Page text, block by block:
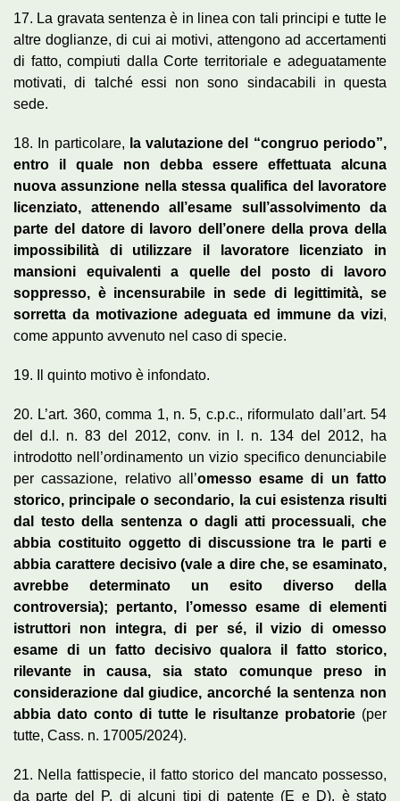
17. La gravata sentenza è in linea con tali principi e tutte le
altre doglianze, di cui ai motivi, attengono ad accertamenti
di fatto, compiuti dalla Corte territoriale e adeguatamente
motivati, di talché essi non sono sindacabili in questa
sede.
18. In particolare, la valutazione del “congruo periodo”,
entro il quale non debba essere effettuata alcuna
nuova assunzione nella stessa qualifica del lavoratore
licenziato, attenendo all’esame sull’assolvimento da
parte del datore di lavoro dell’onere della prova della
impossibilità di utilizzare il lavoratore licenziato in
mansioni equivalenti a quelle del posto di lavoro
soppresso, è incensurabile in sede di legittimità, se
sorretta da motivazione adeguata ed immune da vizi,
come appunto avvenuto nel caso di specie.
19. Il quinto motivo è infondato.
20. L’art. 360, comma 1, n. 5, c.p.c., riformulato dall’art. 54
del d.l. n. 83 del 2012, conv. in l. n. 134 del 2012, ha
introdotto nell’ordinamento un vizio specifico denunciabile
per cassazione, relativo all’omesso esame di un fatto
storico, principale o secondario, la cui esistenza risulti
dal testo della sentenza o dagli atti processuali, che
abbia costituito oggetto di discussione tra le parti e
abbia carattere decisivo (vale a dire che, se esaminato,
avrebbe determinato un esito diverso della
controversia); pertanto, l’omesso esame di elementi
istruttori non integra, di per sé, il vizio di omesso
esame di un fatto decisivo qualora il fatto storico,
rilevante in causa, sia stato comunque preso in
considerazione dal giudice, ancorché la sentenza non
abbia dato conto di tutte le risultanze probatorie (per
tutte, Cass. n. 17005/2024).
21. Nella fattispecie, il fatto storico del mancato possesso,
da parte del P. di alcuni tipi di patente (E e D), è stato